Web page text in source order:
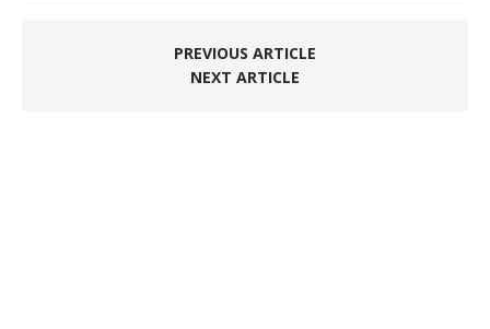
PREVIOUS ARTICLE
NEXT ARTICLE